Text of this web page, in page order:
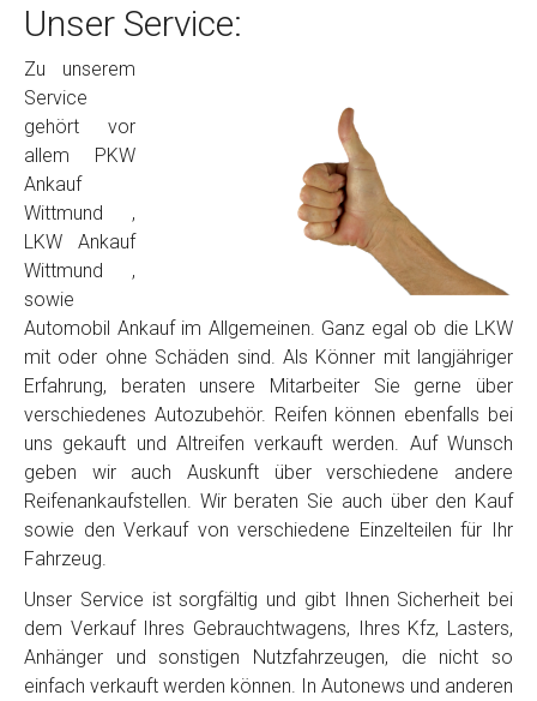
Unser Service:
Zu unserem
Service
gehört vor
allem PKW
Ankauf
Wittmund ,
LKW Ankauf
Wittmund ,
sowie
Automobil Ankauf im Allgemeinen. Ganz egal ob die LKW
mit oder ohne Schäden sind. Als Könner mit langjähriger
Erfahrung, beraten unsere Mitarbeiter Sie gerne über
verschiedenes Autozubehör. Reifen können ebenfalls bei
uns gekauft und Altreifen verkauft werden. Auf Wunsch
geben wir auch Auskunft über verschiedene andere
Reifenankaufstellen. Wir beraten Sie auch über den Kauf
sowie den Verkauf von verschiedene Einzelteilen für Ihr
Fahrzeug.
Unser Service ist sorgfältig und gibt Ihnen Sicherheit bei
dem Verkauf Ihres Gebrauchtwagens, Ihres Kfz, Lasters,
Anhänger und sonstigen Nutzfahrzeugen, die nicht so
einfach verkauft werden können. In Autonews und anderen